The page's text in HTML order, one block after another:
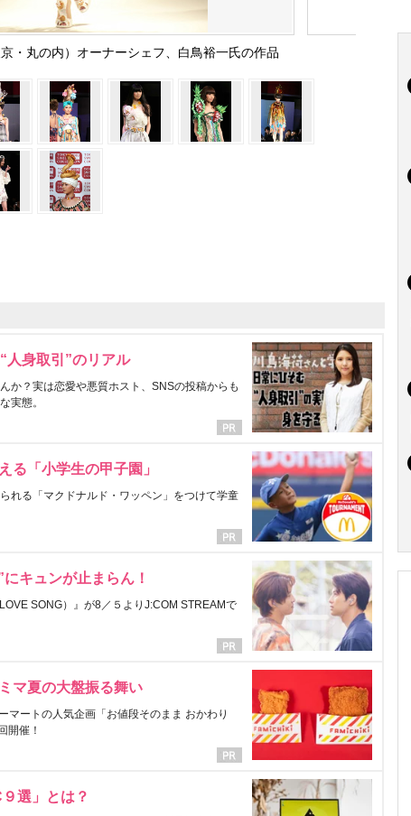
・丸の内）オーナーシェフ、白鳥裕一氏の作品
人身取引”のリアル
か？実は恋愛や悪質ホスト、SNSの投稿からも
実態。
る「小学生の甲子園」
れる「マクドナルド・ワッペン」をつけて学童
キュンが止まらん！
SONG）』が8／５よりJ:COM STREAMで
マ夏の大盤振る舞い
マートの人気企画「お値段そのまま おかわり
開催！
選」とは？